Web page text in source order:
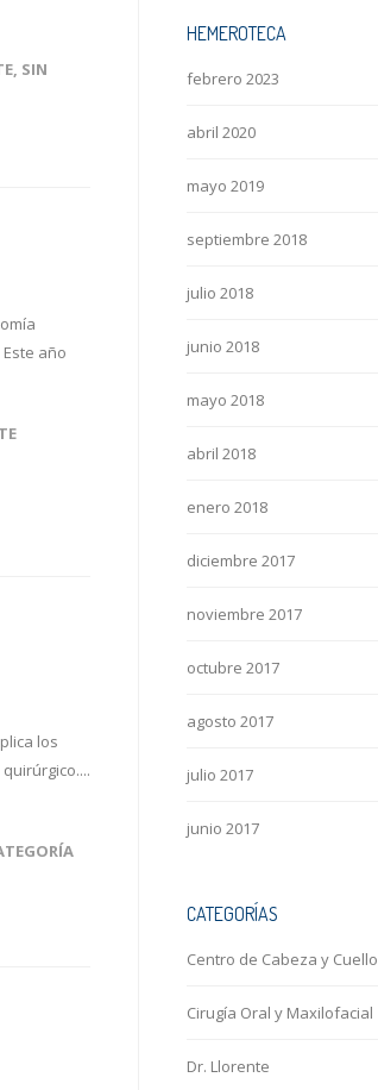
, SIN
año
los
HEMEROTECA
febrero 2023
abril 2020
mayo 2019
septiembre 2018
julio 2018
junio 2018
mayo 2018
abril 2018
enero 2018
diciembre 2017
noviembre 2017
octubre 2017
agosto 2017
julio 2017
junio 2017
CATEGORÍAS
Centro de Cabeza y Cuello
Cirugía Oral y Maxilofacial
Dr. Llorente